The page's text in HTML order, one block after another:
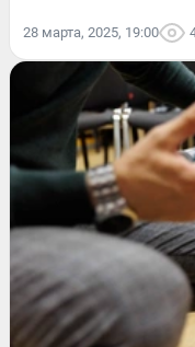
28 марта, 2025, 19:00